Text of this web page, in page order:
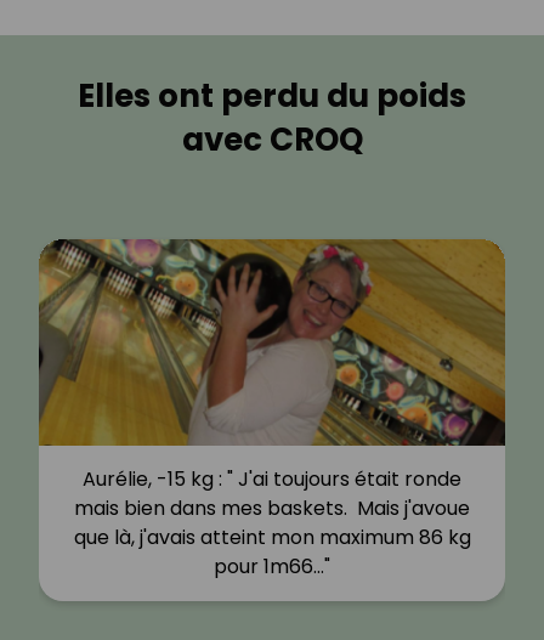
Elles ont perdu du poids
avec CROQ
Aurélie, -15 kg : " J'ai toujours était ronde
mais bien dans mes baskets. Mais j'avoue
que là, j'avais atteint mon maximum 86 kg
pour 1m66…"